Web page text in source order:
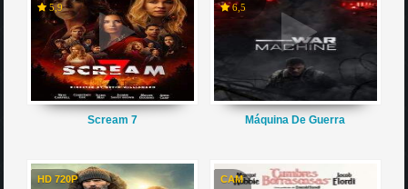
5,9
Scream 7
6,5
Máquina De Guerra
HD 720P
CAM